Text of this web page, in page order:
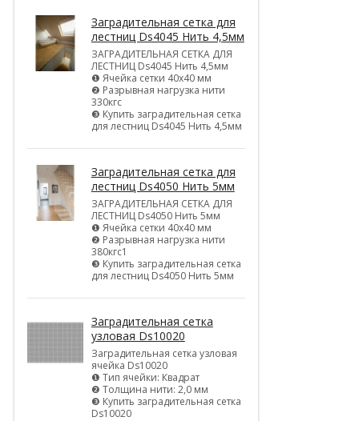
Заградительная сетка для
лестниц Ds4045 Нить 4,5мм
ЗАГРАДИТЕЛЬНАЯ СЕТКА ДЛЯ
ЛЕСТНИЦ Ds4045 Нить 4,5мм
❶ Ячейка сетки 40х40 мм
❷ Разрывная нагрузка нити
330кгс
❸ Купить заградительная сетка
для лестниц Ds4045 Нить 4,5мм
Заградительная сетка для
лестниц Ds4050 Нить 5мм
ЗАГРАДИТЕЛЬНАЯ СЕТКА ДЛЯ
ЛЕСТНИЦ Ds4050 Нить 5мм
❶ Ячейка сетки 40х40 мм
❷ Разрывная нагрузка нити
380кгс1
❸ Купить заградительная сетка
для лестниц Ds4050 Нить 5мм
Заградительная сетка
узловая Ds10020
Заградительная сетка узловая
ячейка Ds10020
❶ Тип ячейки: Квадрат
❷ Толщина нити: 2,0 мм
❸ Купить заградительная сетка
Ds10020